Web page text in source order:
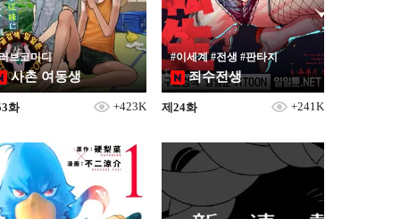
브코미디
사촌 여동생
화 +423K
#이세계 #전생 #판타지
죄수전생
제24화 +241K